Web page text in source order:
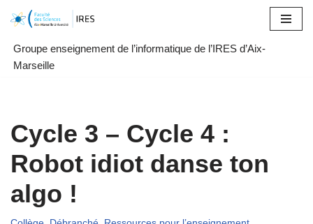
au
contenu
Groupe enseignement de l’informatique de l’IRES d’Aix-
Marseille
Cycle 3 – Cycle 4 :
Robot idiot danse ton
algo !